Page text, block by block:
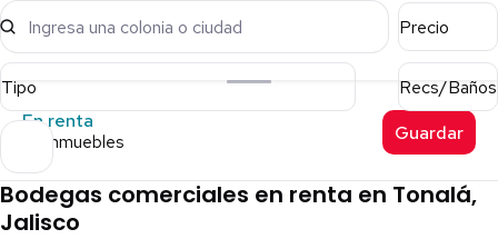
Ingresa una colonia o ciudad Precio
Tipo
Recs/Baños
En renta
29 inmuebles Guardar
Bodegas comerciales en renta en Tonalá,
Jalisco